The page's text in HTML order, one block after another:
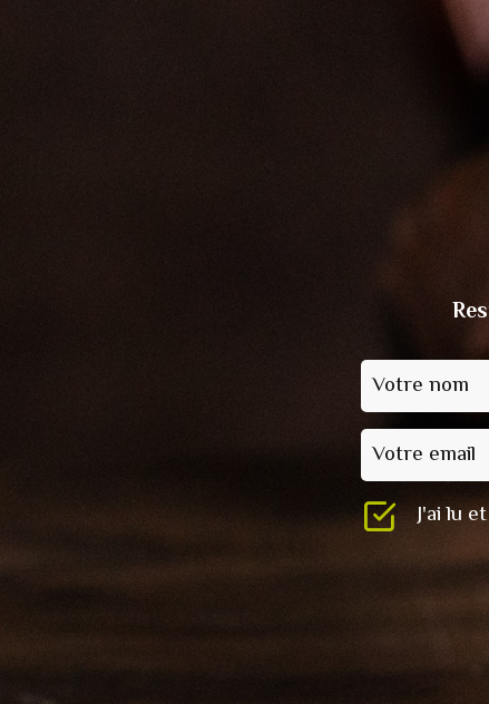
Votre nom
Votre email
J'ai lu